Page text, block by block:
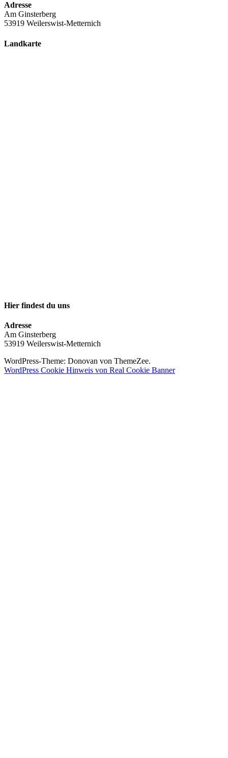
Adresse
Am Ginsterberg
53919 Weilerswist-Metternich
Landkarte
Hier findest du uns
Adresse
Am Ginsterberg
53919 Weilerswist-Metternich
WordPress-Theme: Donovan von ThemeZee.
WordPress Cookie Hinweis von Real Cookie Banner